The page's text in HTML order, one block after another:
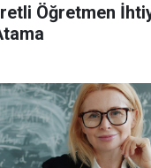
Öğretmen